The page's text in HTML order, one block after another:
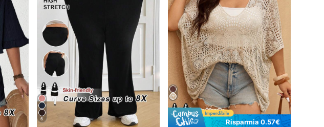
6 Risparmia 0.57€